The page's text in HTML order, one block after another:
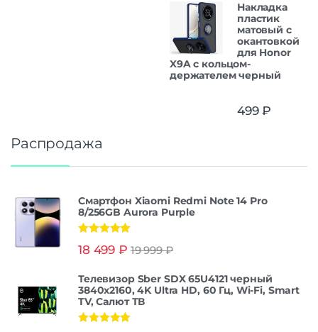
Накладка
пластик
матовый с
окантовкой
для Honor
X9A с кольцом-
держателем черный
499₽
Распродажа
Смартфон Xiaomi Redmi Note 14 Pro
8/256GB Aurora Purple
из 5
18 499 ₽ 19 999₽
Телевизор Sber SDX 65U4121 черный
3840x2160, 4K Ultra HD, 60 Гц, Wi-Fi, Smart
TV, Салют ТВ